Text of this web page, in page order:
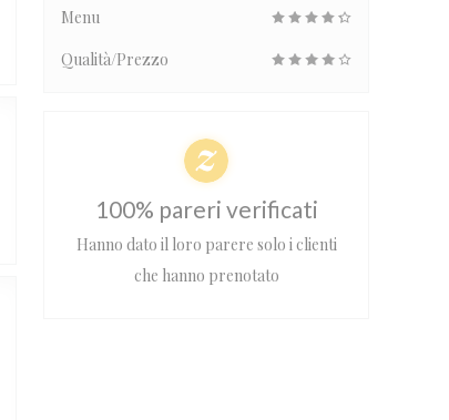
Menu
Qualità/Prezzo
100% pareri verificati
Hanno dato il loro parere solo i clienti
che hanno prenotato